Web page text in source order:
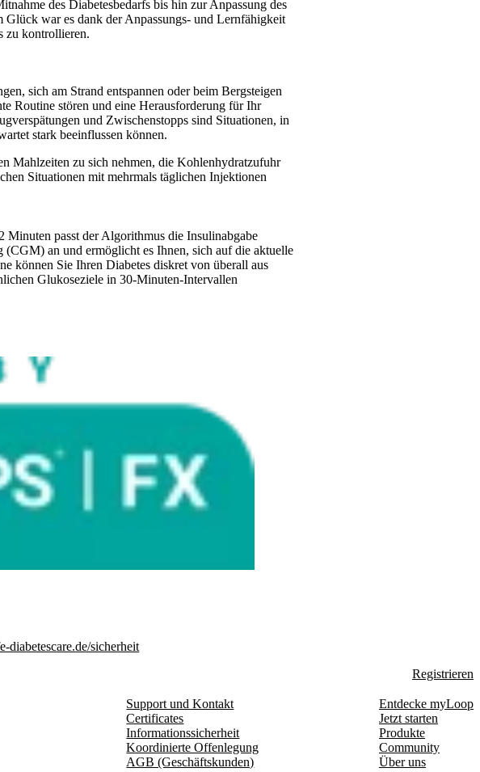
des Diabetesbedarfs bis hin zur Anpassung des
war es dank der Anpassungs- und Lernfähigkeit
zu kontrollieren.
sich am Strand entspannen oder beim Bergsteigen
Routine stören und eine Herausforderung für Ihr
und Zwischenstopps sind Situationen, in
stark beeinflussen können.
Mahlzeiten zu sich nehmen, die Kohlenhydratzufuhr
Situationen mit mehrmals täglichen Injektionen
passt der Algorithmus die Insulinabgabe
an und ermöglicht es Ihnen, sich auf die aktuelle
können Sie Ihren Diabetes diskret von überall aus
Glukoseziele in 30-Minuten-Intervallen
diabetescare.de/sicherheit
Registrieren
Support und Kontakt
Certificates
Informationssicherheit
Koordinierte Offenlegung
AGB (Geschäftskunden)
Entdecke myLoop
Jetzt starten
Produkte
Community
Über uns